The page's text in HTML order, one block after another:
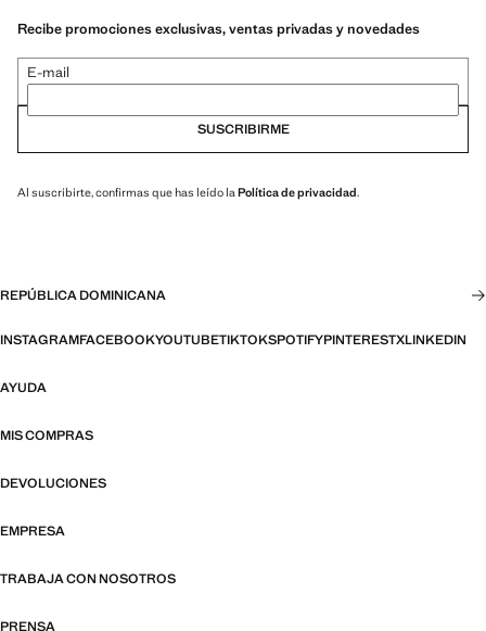
Recibe promociones exclusivas, ventas privadas y novedades
E-mail
SUSCRIBIRME
Al suscribirte, confirmas que has leído laPolítica de privacidad.
REPÚBLICA DOMINICANA
INSTAGRAMFACEBOOKYOUTUBETIKTOKSPOTIFYPINTERESTXLINKEDIN
AYUDA
MIS COMPRAS
DEVOLUCIONES
EMPRESA
TRABAJA CON NOSOTROS
PRENSA